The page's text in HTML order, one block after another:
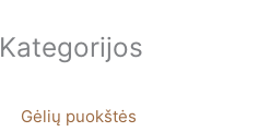
Kategorijos
Gėlių puokštės